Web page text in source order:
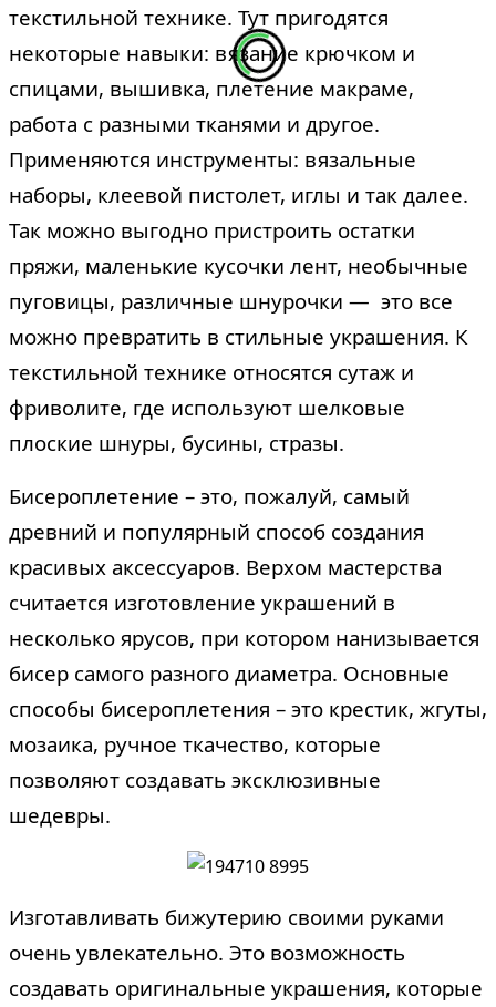
текстильной технике. Тут пригодятся
некоторые навыки: вязание крючком и
спицами, вышивка, плетение макраме,
работа с разными тканями и другое.
Применяются инструменты: вязальные
наборы, клеевой пистолет, иглы и так далее.
Так можно выгодно пристроить остатки
пряжи, маленькие кусочки лент, необычные
пуговицы, различные шнурочки — это все
можно превратить в стильные украшения. К
текстильной технике относятся сутаж и
фриволите, где используют шелковые
плоские шнуры, бусины, стразы.
Бисероплетение – это, пожалуй, самый
древний и популярный способ создания
красивых аксессуаров. Верхом мастерства
считается изготовление украшений в
несколько ярусов, при котором нанизывается
бисер самого разного диаметра. Основные
способы бисероплетения – это крестик, жгуты,
мозаика, ручное ткачество, которые
позволяют создавать эксклюзивные
шедевры.
Изготавливать бижутерию своими руками
очень увлекательно. Это возможность
создавать оригинальные украшения, которые